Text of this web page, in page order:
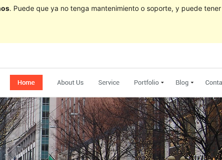
. Puede que ya no tenga mantenimiento o soporte, y puede